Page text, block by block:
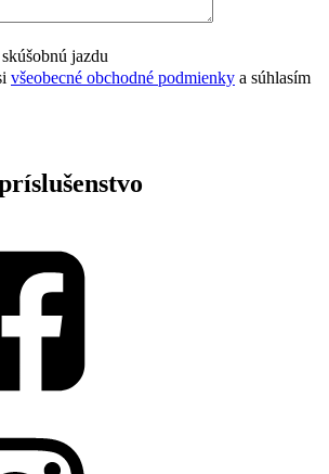
jazdu
všeobecné obchodné podmienky a súhlasím